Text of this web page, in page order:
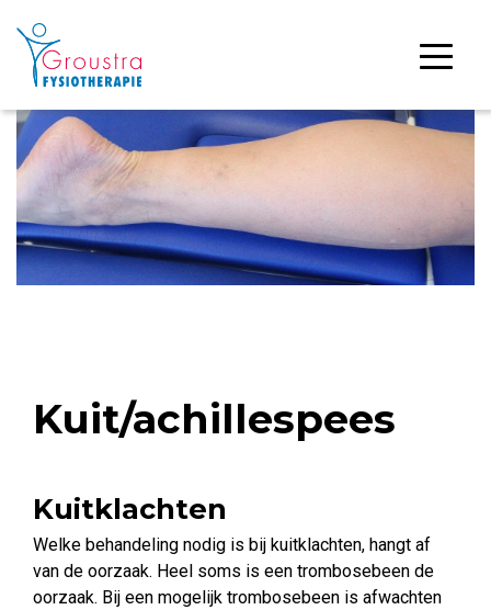
Kuit/achillespees
Kuitklachten
Welke behandeling nodig is bij kuitklachten, hangt af
van de oorzaak. Heel soms is een trombosebeen de
oorzaak. Bij een mogelijk trombosebeen is afwachten